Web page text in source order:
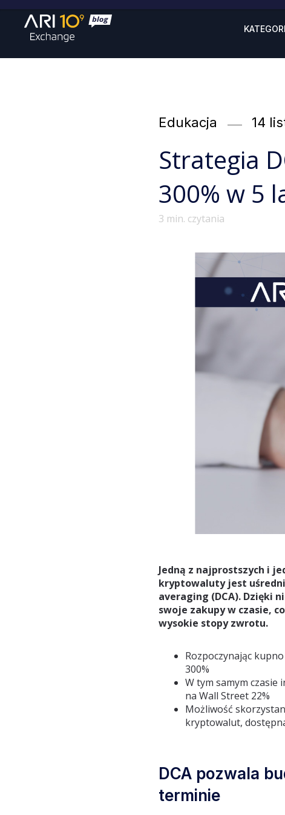
Categories
Edukacja 14
Strategia
300% w 5
3 min. czytania
Jedną z najprostszych i
kryptowaluty jest
averaging (DCA). Dzięki
swoje zakupy w czasie,
wysokie stopy zwrotu.
Rozpoczynając
300%
W tym samym czasie
na Wall Street 22%
Możliwość
kryptowalut,
DCA pozwala
terminie